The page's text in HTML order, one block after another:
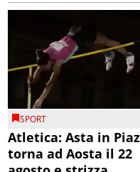
SPORT
Atletica: Asta in
torna ad Aosta il 22